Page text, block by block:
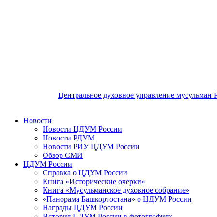
Центральное духовное управление мусульман
Новости
Новости ЦДУМ России
Новости РДУМ
Новости РИУ ЦДУМ России
Обзор СМИ
ЦДУМ России
Справка о ЦДУМ России
Книга «Исторические очерки»
Книга «Мусульманское духовное собрание»
«Панорама Башкортостана» о ЦДУМ России
Награды ЦДУМ России